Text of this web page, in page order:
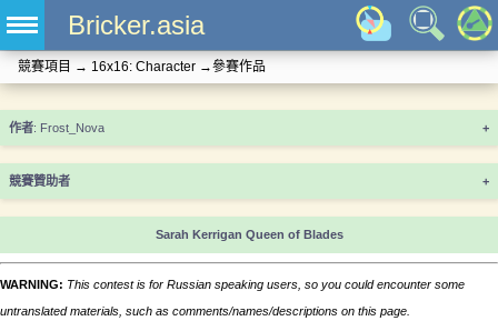
Bricker.asia
競賽項目 → 16x16: Character →參賽作品
+
競賽贊助者 +
Sarah Kerrigan Queen of Blades
WARNING: This contest is for Russian speaking users, so you could encounter some
untranslated materials, such as comments/names/descriptions on this page.